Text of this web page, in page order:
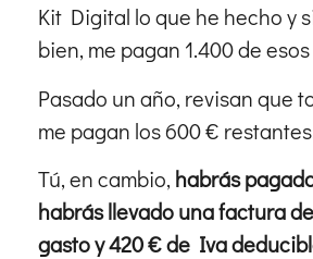
Kit Digital lo que he hecho y
bien, me pagan 1.400 de
Pasado un año, revisan que
me pagan los 600 €
Tú, en cambio, habrás
habrás llevado una factura
gasto y 420 € de Iva